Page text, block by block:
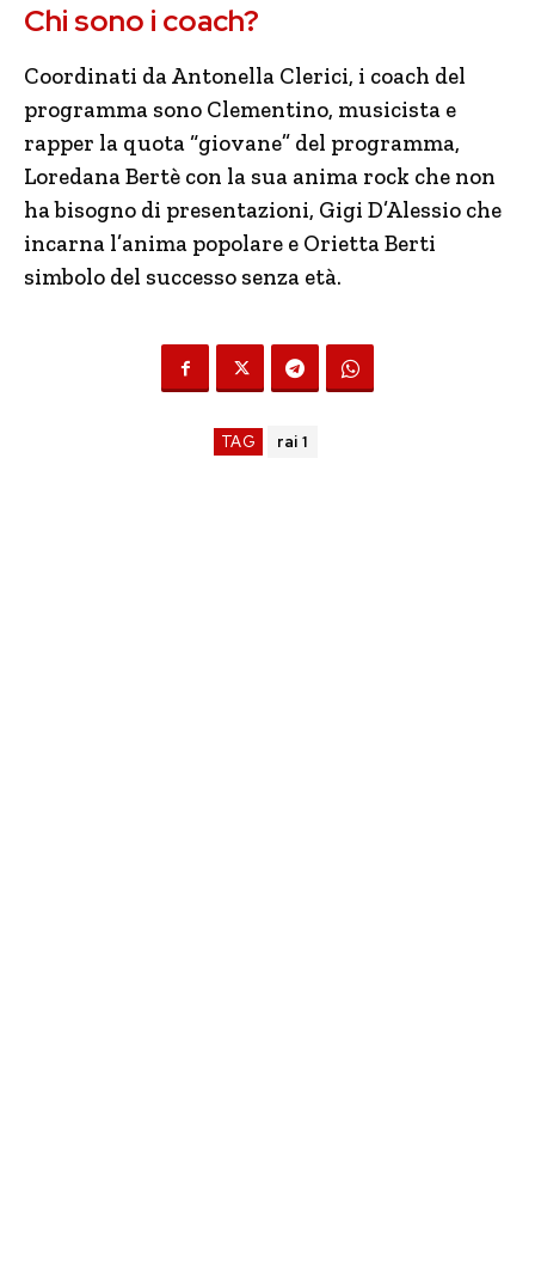
Chi sono i coach?
Coordinati da Antonella Clerici, i coach del
programma sono Clementino, musicista e
rapper la quota “giovane” del programma,
Loredana Bertè con la sua anima rock che non
ha bisogno di presentazioni, Gigi D’Alessio che
incarna l’anima popolare e Orietta Berti
simbolo del successo senza età.
TAG rai 1